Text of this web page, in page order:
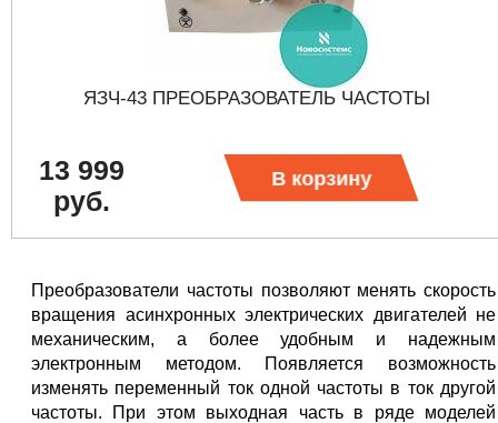
ЯЗЧ-43 ПРЕОБРАЗОВАТЕЛЬ ЧАСТОТЫ
13 999
руб.
В корзину
Преобразователи частоты позволяют менять скорость
вращения асинхронных электрических двигателей не
механическим, а более удобным и надежным
электронным методом. Появляется возможность
изменять переменный ток одной частоты в ток другой
частоты. При этом выходная часть в ряде моделей